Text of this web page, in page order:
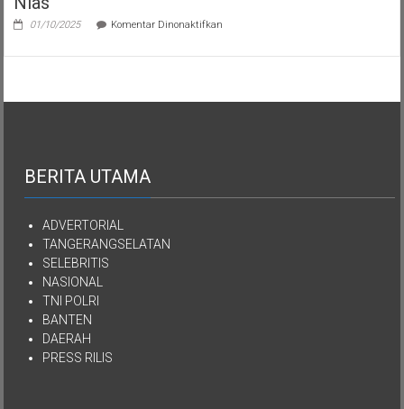
01/10/2025 Komentar Dinonaktifkan
BERITA UTAMA
ADVERTORIAL
TANGERANGSELATAN
SELEBRITIS
NASIONAL
TNI POLRI
BANTEN
DAERAH
PRESS RILIS